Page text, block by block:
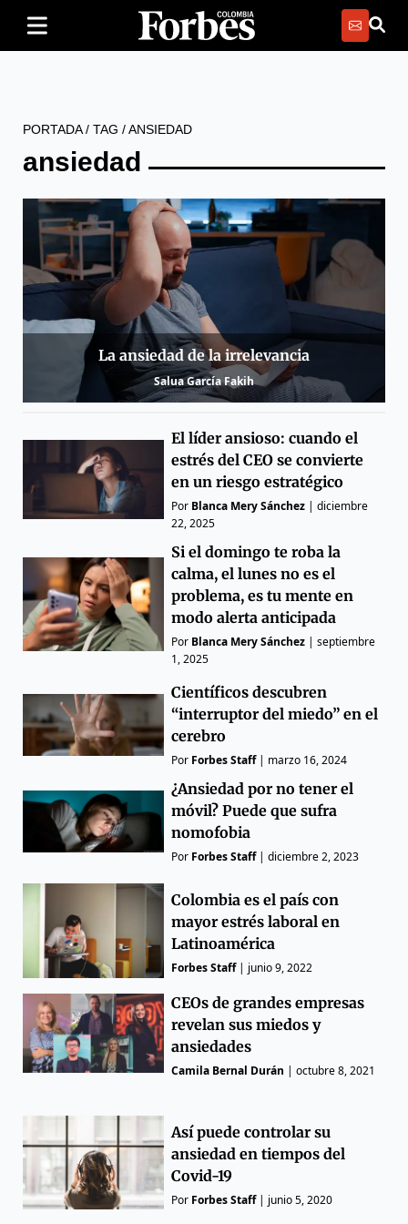
PORTADA/ TAG /ANSIEDAD
ansiedad
La ansiedad de la irrelevancia
Salua García Fakih
El líder ansioso: cuando el
estrés del CEO se convierte
en un riesgo estratégico
Por Blanca Mery Sánchez |diciembre
22, 2025
Si el domingo te roba la
calma, el lunes no es el
problema, es tu mente en
modo alerta anticipada
Por Blanca Mery Sánchez |septiembre
1, 2025
Científicos descubren
“interruptor del miedo” en el
cerebro
Por Forbes Staff| marzo 16, 2024
¿Ansiedad por no tener el
móvil? Puede que sufra
nomofobia
Por Forbes Staff|diciembre 2, 2023
Colombia es el país con
mayor estrés laboral en
Latinoamérica
Forbes Staff| junio 9, 2022
CEOs de grandes empresas
revelan sus miedos y
ansiedades
Camila Bernal Durán |octubre 8, 2021
Así puede controlar su
ansiedad en tiempos del
Covid-19
Por Forbes Staff| junio 5, 2020